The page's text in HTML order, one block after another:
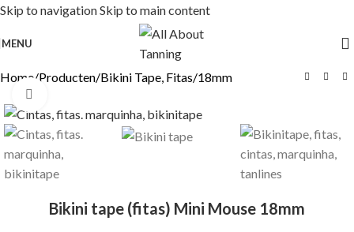
Skip to navigationSkip to main content
MENU
Home/Producten/Bikini Tape, Fitas/18mm
Bikini tape (fitas) Mini Mouse 18mm